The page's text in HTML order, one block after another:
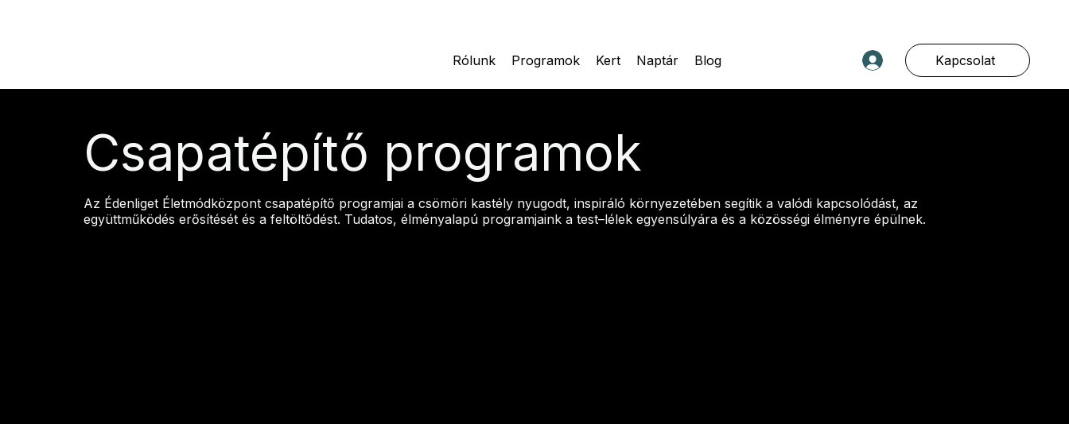
Rólunk Programok Kert Naptár Blog Kapcsolat
Csapatépítő programok
Az Édenliget Életmódközpont csapatépítő programjai a csömöri kastély nyugodt, inspiráló környezetében segítik a valódi kapcsolódást, az
együttműködés erősítését és a feltöltődést. Tudatos, élményalapú programjaink a test–lélek egyensúlyára és a közösségi élményre épülnek.